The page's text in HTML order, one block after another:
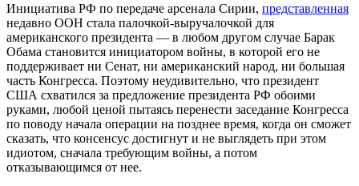
Инициатива РФ по передаче арсенала Сирии, представленная
недавно ООН стала палочкой-выручалочкой для
американского президента — в любом другом случае Барак
Обама становится инициатором войны, в которой его не
поддерживает ни Сенат, ни американский народ, ни большая
часть Конгресса. Поэтому неудивительно, что президент
США схватился за предложение президента РФ обоими
руками, любой ценой пытаясь перенести заседание Конгресса
по поводу начала операции на позднее время, когда он сможет
сказать, что консенсус достигнут и не выглядеть при этом
идиотом, сначала требующим войны, а потом
отказывающимся от нее.